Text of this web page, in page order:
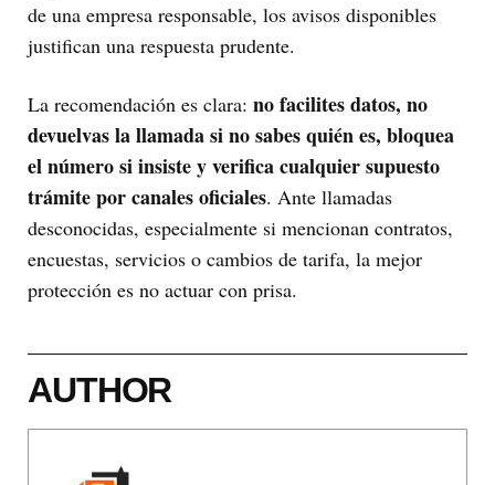
de una empresa responsable, los avisos disponibles
justifican una respuesta prudente.
La recomendación es clara: no facilites datos, no
devuelvas la llamada si no sabes quién es, bloquea
el número si insiste y verifica cualquier supuesto
trámite por canales oficiales. Ante llamadas
desconocidas, especialmente si mencionan contratos,
encuestas, servicios o cambios de tarifa, la mejor
protección es no actuar con prisa.
AUTHOR